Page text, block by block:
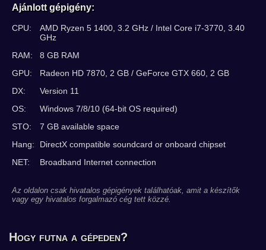
Ajánlott gépigény:
CPU:
AMD Ryzen 5 1400, 3.2 GHz / Intel Core i7-3770, 3.40
GHz
RAM:
8 GB RAM
GPU:
Radeon HD 7870, 2 GB / GeForce GTX 660, 2 GB
DX:
Version 11
OS:
Windows 7/8/10 (64-bit OS required)
STO:
7 GB available space
Hang:
DirectX compatible soundcard or onboard chipset
NET:
Broadband Internet connection
Az oldalon csak hivatalos gépigények találhatóak, amit a készítők
vagy egy hivatalos forgalmazó cég tett közzé.
Hogy futna a gépeden?